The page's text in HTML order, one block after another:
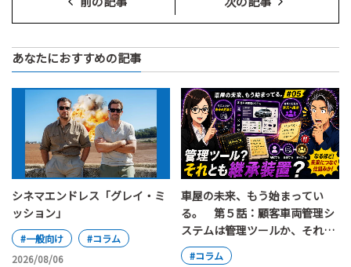
あなたにおすすめの記事
シネマエンドレス「グレイ・ミ
ッション」
#一般向け
#コラム
2026/08/06
車屋の未来、もう始まってい
る。 第５話：顧客車両管理シ
ステムは管理ツールか、それと
も継承装置か
#コラム